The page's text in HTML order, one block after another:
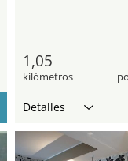
1,05
kilómetros
Detalles